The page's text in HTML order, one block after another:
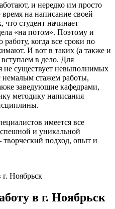
и нередко им просто
время на написание своей
студент начинает
«на потом». Поэтому и
когда все сроки по
И вот в таких (а также и
в дело. Для
не существует невыполнимых
немалым стажем работы,
заведующие кафедрами,
методику написания
имеется все
и уникальной
подход, опыт и
в г. Ноябрьск